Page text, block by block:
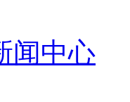
闻中心